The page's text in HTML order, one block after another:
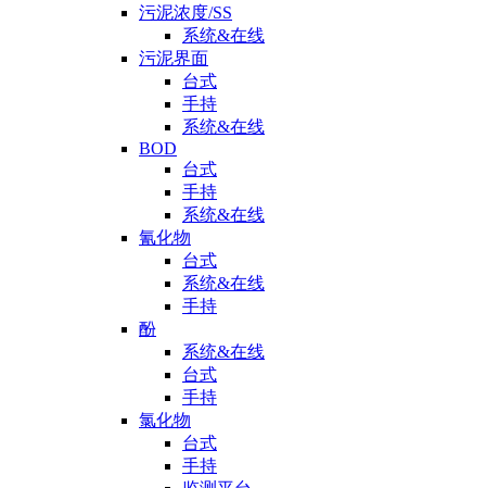
污泥浓度/SS
系统&在线
污泥界面
台式
手持
系统&在线
BOD
台式
手持
系统&在线
氰化物
台式
系统&在线
手持
酚
系统&在线
台式
手持
氯化物
台式
手持